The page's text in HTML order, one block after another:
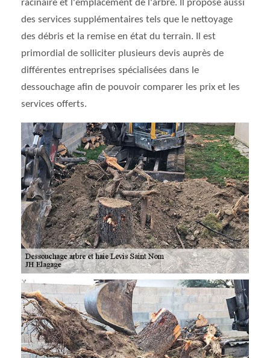
racinaire et l'emplacement de l'arbre. Il propose aussi
des services supplémentaires tels que le nettoyage
des débris et la remise en état du terrain. Il est
primordial de solliciter plusieurs devis auprès de
différentes entreprises spécialisées dans le
dessouchage afin de pouvoir comparer les prix et les
services offerts.